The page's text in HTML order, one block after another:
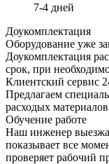
7-4 дней
Доукомплектация
Оборудование уже
Доукомплектация
срок, при
Клиентский сервис
Предлагаем
расходых
Обучение работе
Наш инженер
показывает все
проверяет рабочий